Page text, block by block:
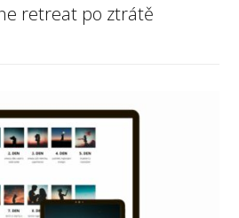
retreat po ztrátě